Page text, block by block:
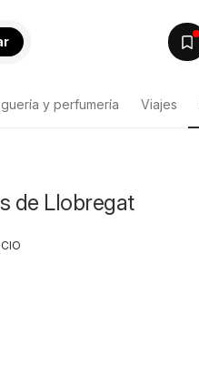
y perfumería Viajes
de Llobregat